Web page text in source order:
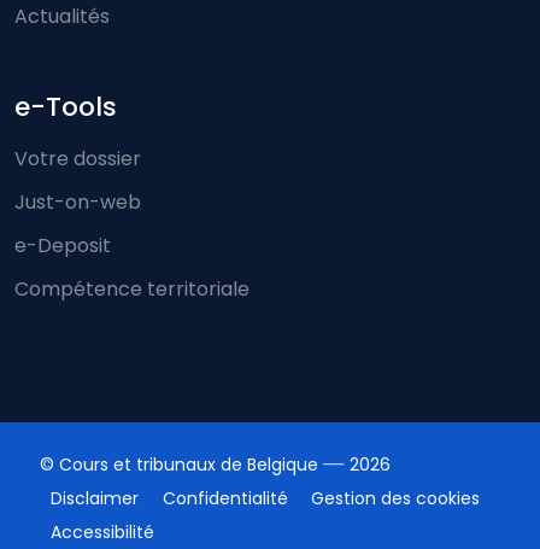
Actualités
e-Tools
Votre dossier
Just-on-web
e-Deposit
Compétence territoriale
© Cours et tribunaux de Belgique
2026
Disclaimer
Confidentialité
Gestion des cookies
Accessibilité